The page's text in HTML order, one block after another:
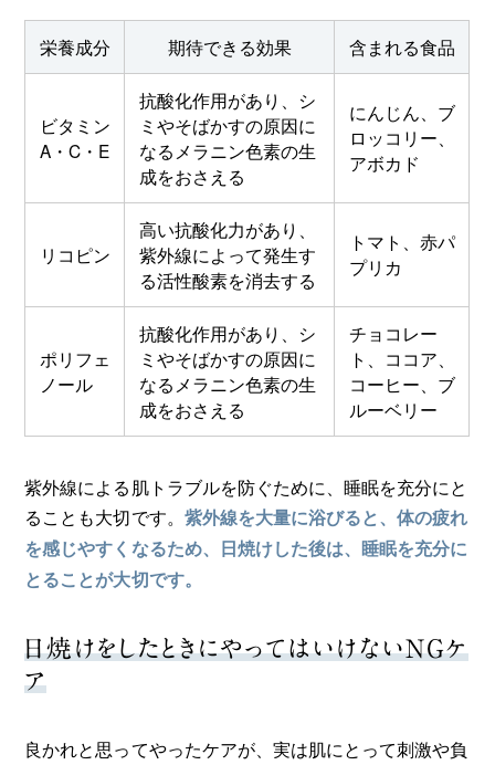
栄養成分 期待できる効果 含まれる食品
ビタミン
A・C・E
抗酸化作用があり、シ
ミやそばかすの原因に
なるメラニン色素の生
成をおさえる
にんじん、ブ
ロッコリー、
アボカド
リコピン
高い抗酸化力があり、
紫外線によって発生す
る活性酸素を消去する
トマト、赤パ
プリカ
ポリフェ
ノール
抗酸化作用があり、シ
ミやそばかすの原因に
なるメラニン色素の生
成をおさえる
チョコレー
ト、ココア、
コーヒー、ブ
ルーベリー
紫外線による肌トラブルを防ぐために、睡眠を充分にと
ることも大切です。 紫外線を大量に浴びると、体の疲れ
を感じやすくなるため、日焼けした後は、睡眠を充分に
とることが大切です。
日焼けをしたときにやってはいけないNGケ
ア
良かれと思ってやったケアが、実は肌にとって刺激や負